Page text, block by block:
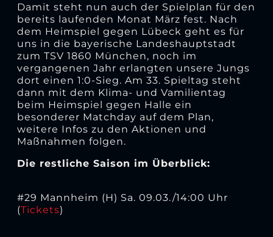
Damit steht nun auch der Spielplan für den
bereits laufenden Monat März fest. Nach
dem Heimspiel gegen Lübeck geht es für
uns in die bayerische Landeshauptstadt
zum TSV 1860 München, noch im
vergangenen Jahr erlangten unsere Jungs
dort einen 1:0-Sieg. Am 33. Spieltag steht
dann mit dem Klima- und Vamilientag
beim Heimspiel gegen Halle ein
besonderer Matchday auf dem Plan,
weitere Infos zu den Aktionen und
Maßnahmen folgen.
Die restliche Saison im Überblick:
#29 Mannheim (H) Sa. 09.03./14:00 Uhr
(Tickets)